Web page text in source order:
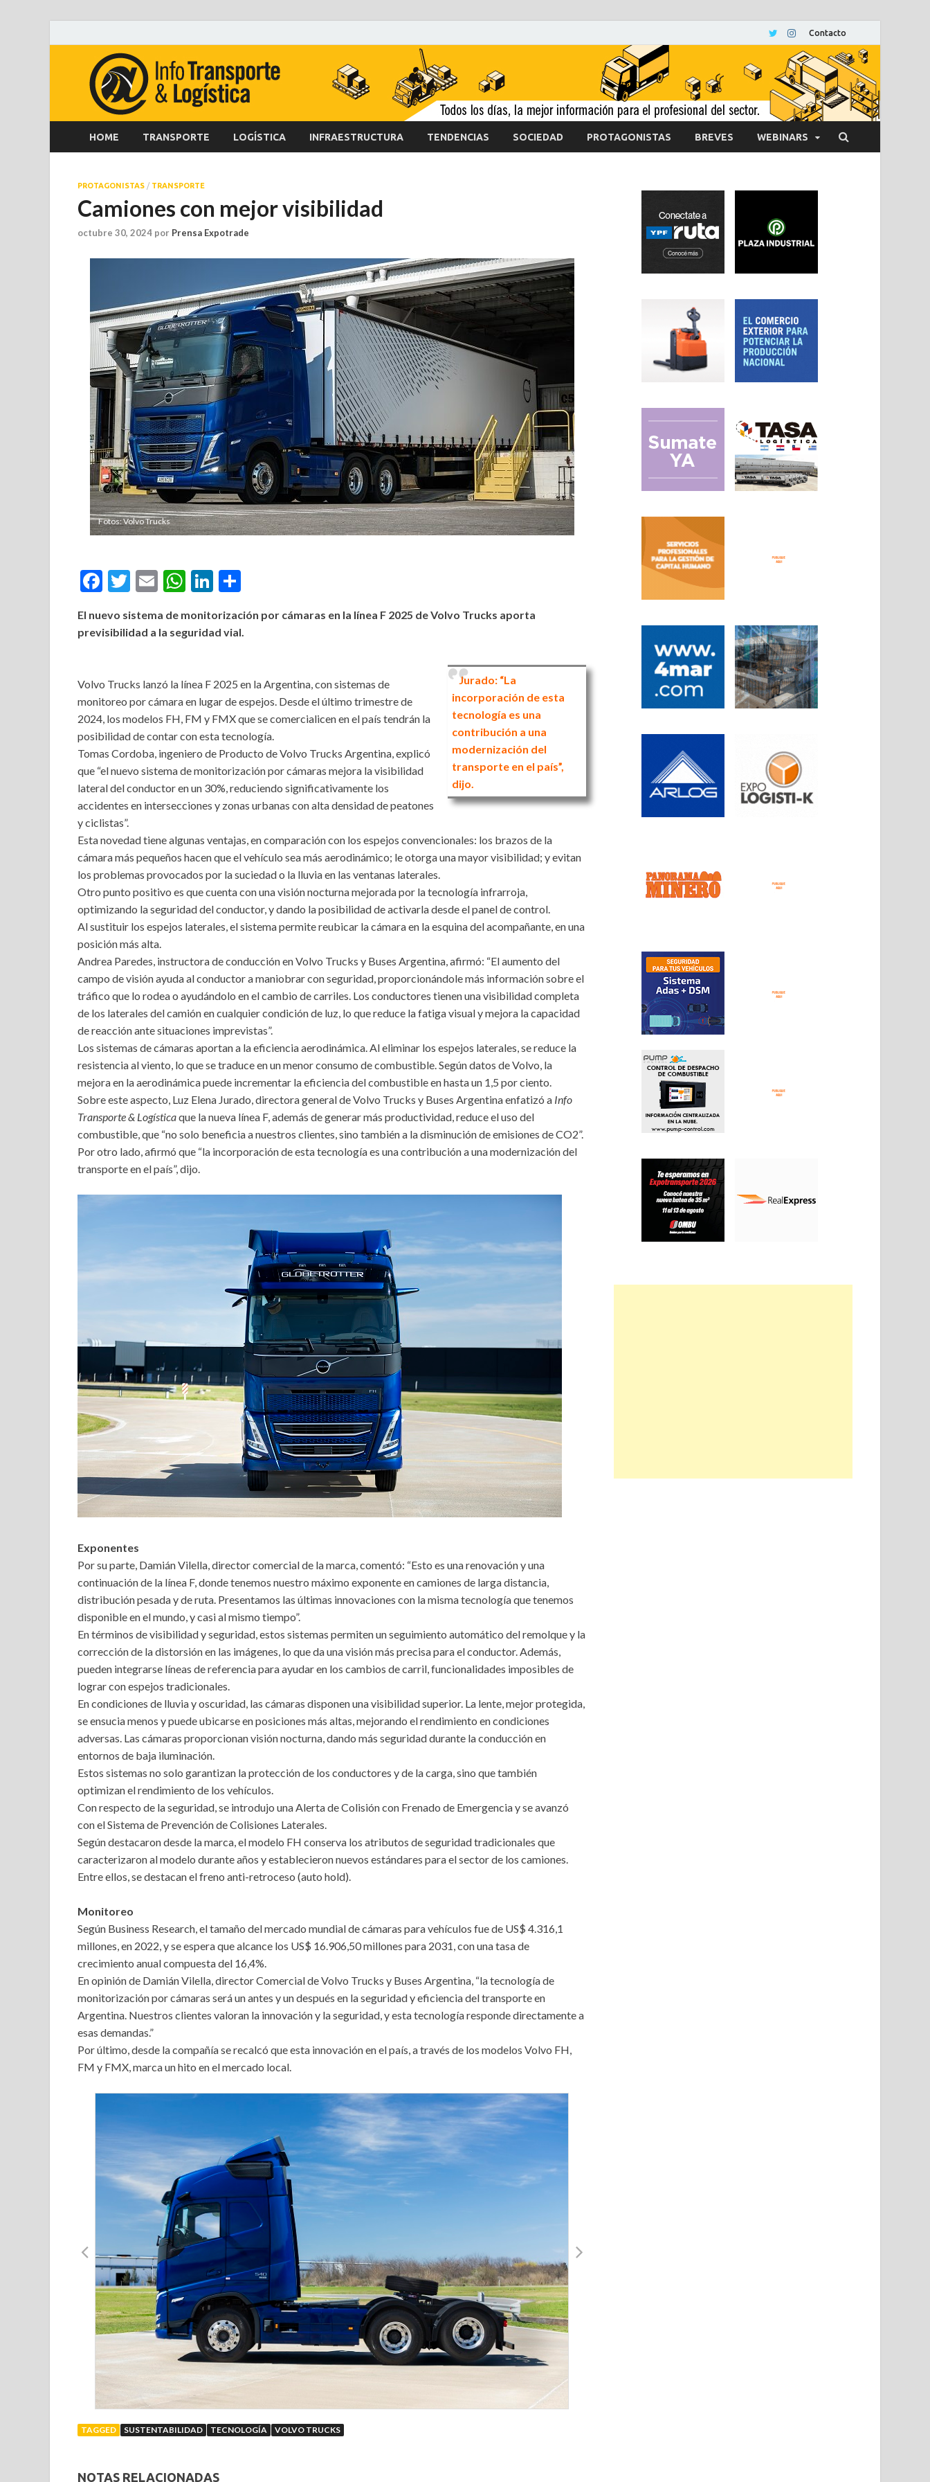
Contacto
HOME TRANSPORTE LOGÍSTICA INFRAESTRUCTURA TENDENCIAS SOCIEDAD PROTAGONISTAS BREVES WEBINARS
PROTAGONISTAS / TRANSPORTE
Camiones con mejor visibilidad
octubre 30, 2024 por Prensa Expotrade
Fotos: Volvo Trucks
Facebook
Twitter
EmailWhatsApp
LinkedIn
El nuevo sistema de monitorización por cámaras en la línea F 2025 de Volvo Trucks aporta
previsibilidad a la seguridad vial.
Jurado: “La
incorporación de esta
tecnología es una
contribución a una
modernización del
transporte en el país”,
dijo.
Volvo Trucks lanzó la línea F 2025 en la Argentina, con sistemas de
monitoreo por cámara en lugar de espejos. Desde el último trimestre de
2024, los modelos FH, FM y FMX que se comercialicen en el país tendrán la
posibilidad de contar con esta tecnología.
Tomas Cordoba, ingeniero de Producto de Volvo Trucks Argentina, explicó
que “el nuevo sistema de monitorización por cámaras mejora la visibilidad
lateral del conductor en un 30%, reduciendo significativamente los
accidentes en intersecciones y zonas urbanas con alta densidad de peatones
y ciclistas”.
Esta novedad tiene algunas ventajas, en comparación con los espejos convencionales: los brazos de la
cámara más pequeños hacen que el vehículo sea más aerodinámico; le otorga una mayor visibilidad; y evitan
los problemas provocados por la suciedad o la lluvia en las ventanas laterales.
Otro punto positivo es que cuenta con una visión nocturna mejorada por la tecnología infrarroja,
optimizando la seguridad del conductor, y dando la posibilidad de activarla desde el panel de control.
Al sustituir los espejos laterales, el sistema permite reubicar la cámara en la esquina del acompañante, en una
posición más alta.
Andrea Paredes, instructora de conducción en Volvo Trucks y Buses Argentina, afirmó: “El aumento del
campo de visión ayuda al conductor a maniobrar con seguridad, proporcionándole más información sobre el
tráfico que lo rodea o ayudándolo en el cambio de carriles. Los conductores tienen una visibilidad completa
de los laterales del camión en cualquier condición de luz, lo que reduce la fatiga visual y mejora la capacidad
de reacción ante situaciones imprevistas”.
Los sistemas de cámaras aportan a la eficiencia aerodinámica. Al eliminar los espejos laterales, se reduce la
resistencia al viento, lo que se traduce en un menor consumo de combustible. Según datos de Volvo, la
mejora en la aerodinámica puede incrementar la eficiencia del combustible en hasta un 1,5 por ciento.
Sobre este aspecto, Luz Elena Jurado, directora general de Volvo Trucks y Buses Argentina enfatizó a Info
Transporte & Logísticaque la nueva línea F, además de generar más productividad, reduce el uso del
combustible, que “no solo beneficia a nuestros clientes, sino también a la disminución de emisiones de CO2”.
Por otro lado, afirmó que “la incorporación de esta tecnología es una contribución a una modernización del
transporte en el país”, dijo.
Exponentes
Por su parte, Damián Vilella, director comercial de la marca, comentó: “Esto es una renovación y una
continuación de la línea F, donde tenemos nuestro máximo exponente en camiones de larga distancia,
distribución pesada y de ruta. Presentamos las últimas innovaciones con la misma tecnología que tenemos
disponible en el mundo, y casi al mismo tiempo”.
En términos de visibilidad y seguridad, estos sistemas permiten un seguimiento automático del remolque y la
corrección de la distorsión en las imágenes, lo que da una visión más precisa para el conductor. Además,
pueden integrarse líneas de referencia para ayudar en los cambios de carril, funcionalidades imposibles de
lograr con espejos tradicionales.
En condiciones de lluvia y oscuridad, las cámaras disponen una visibilidad superior. La lente, mejor protegida,
se ensucia menos y puede ubicarse en posiciones más altas, mejorando el rendimiento en condiciones
adversas. Las cámaras proporcionan visión nocturna, dando más seguridad durante la conducción en
entornos de baja iluminación.
Estos sistemas no solo garantizan la protección de los conductores y de la carga, sino que también
optimizan el rendimiento de los vehículos.
Con respecto de la seguridad, se introdujo una Alerta de Colisión con Frenado de Emergencia y se avanzó
con el Sistema de Prevención de Colisiones Laterales.
Según destacaron desde la marca, el modelo FH conserva los atributos de seguridad tradicionales que
caracterizaron al modelo durante años y establecieron nuevos estándares para el sector de los camiones.
Entre ellos, se destacan el freno anti-retroceso (auto hold).
Monitoreo
Según Business Research, el tamaño del mercado mundial de cámaras para vehículos fue de US$ 4.316,1
millones, en 2022, y se espera que alcance los US$ 16.906,50 millones para 2031, con una tasa de
crecimiento anual compuesta del 16,4%.
En opinión de Damián Vilella, director Comercial de Volvo Trucks y Buses Argentina, “la tecnología de
monitorización por cámaras será un antes y un después en la seguridad y eficiencia del transporte en
Argentina. Nuestros clientes valoran la innovación y la seguridad, y esta tecnología responde directamente a
esas demandas.”
Por último, desde la compañía se recalcó que esta innovación en el país, a través de los modelos Volvo FH,
FM y FMX, marca un hito en el mercado local.
TAGGED SUSTENTABILIDAD TECNOLOGÍA VOLVO TRUCKS
NOTAS RELACIONADAS